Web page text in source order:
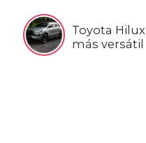
Toyota
más versátil